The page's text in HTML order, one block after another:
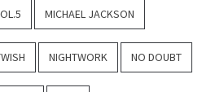
MICHAEL JACKSON
NIGHTWORK NO DOUBT